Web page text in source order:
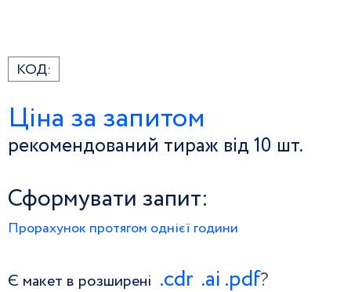
КОД:
Ціна за запитом
рекомендований тираж від 10 шт.
Сформувати запит:
Прорахунок протягом однієї години
Є макет в розширені .сdr .ai .pdf?